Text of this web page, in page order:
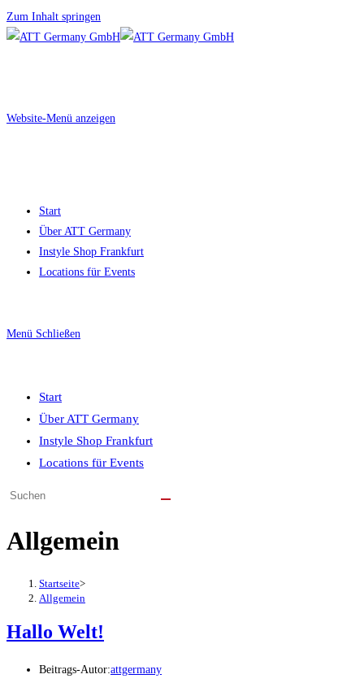
Zum Inhalt springen
Website-Menü anzeigen
Start
Über ATT Germany
Instyle Shop Frankfurt
Locations für Events
Menü Schließen
Start
Über ATT Germany
Instyle Shop Frankfurt
Locations für Events
Allgemein
Startseite>
Allgemein
Hallo Welt!
Beitrags-Autor:attgermany